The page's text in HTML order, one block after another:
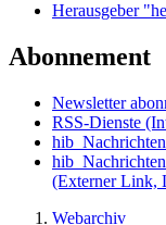
Herausgeber
Abonnement
Newsletter
RSS-Dienste
(Externer Link,
Webarchiv